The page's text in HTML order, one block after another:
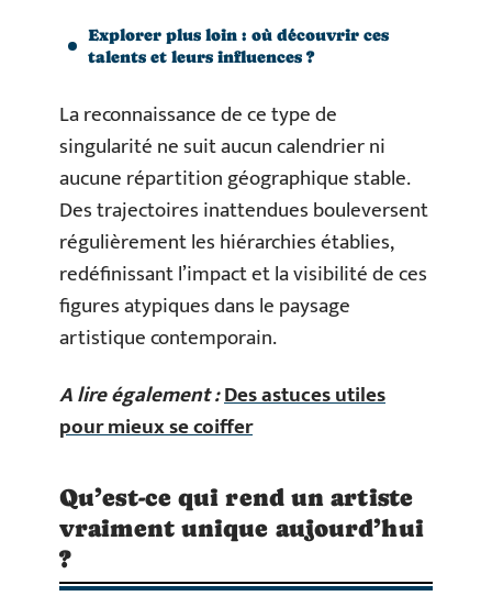
Explorer plus loin : où découvrir ces
talents et leurs influences ?
La reconnaissance de ce type de
singularité ne suit aucun calendrier ni
aucune répartition géographique stable.
Des trajectoires inattendues bouleversent
régulièrement les hiérarchies établies,
redéfinissant l’impact et la visibilité de ces
figures atypiques dans le paysage
artistique contemporain.
A lire également :Des astuces utiles
pour mieux se coiffer
Qu’est-ce qui rend un artiste
vraiment unique aujourd’hui
?